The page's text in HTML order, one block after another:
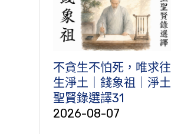
不貪生不怕死，唯求往
生淨土｜錢象祖｜淨土
聖賢錄選譯31
2026-08-07